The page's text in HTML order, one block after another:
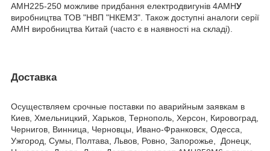
АМН225-250 можливе придбання електродвигунів 4АМНУ
виробництва ТОВ "НВП "НКЕМЗ". Також доступні аналоги серії
АМН виробництва Китай (часто є в наявності на складі).
Доставка
Осуществляем срочные поставки по аварийным заявкам в
Киев, Хмельницкий, Харьков, Тернополь, Херсон, Кировоград,
Чернигов, Винница, Черновцы, Ивано-Франковск, Одесса,
Ужгород, Сумы, Полтава, Львов, Ровно, Запорожье, Донецк,